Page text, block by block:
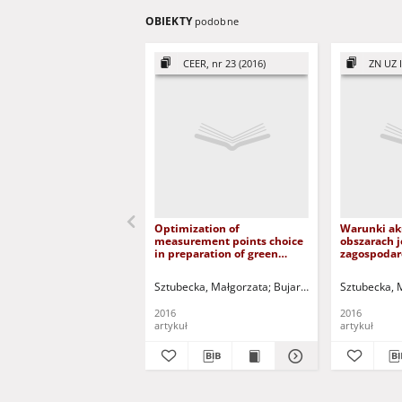
OBIEKTY podobne
CEER, nr 23 (2016)
Optimization of
measurement points choice
in preparation of green
punktów pomiarowych w
akustycznych terenów
zielonych
Sztubecka, Małgorzata Bujarkiewicz, Adam
2016
artykuł
ZN UZ
Warunki
obszarach
of the spa
Inowrocław
Sztubecka,
2016
artykuł